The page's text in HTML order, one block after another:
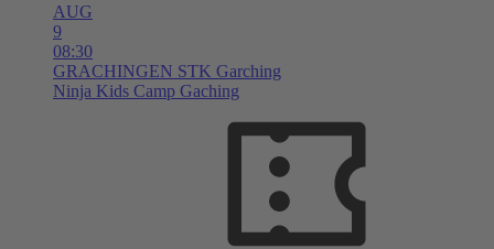
AUG
9
08:30
GRACHINGEN STK Garching
Ninja Kids Camp Gaching